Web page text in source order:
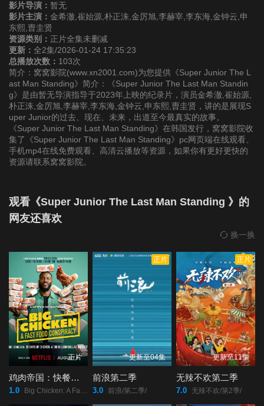
影片导演： 暂无
影片主演： 金希澈,崔始源,朴正洙,金厉旭,李赫宰,李东海,金钟云,申
东熙,曺圭贤
资源类别： 正片全集未删减
更新： 全2集/2026-01-24 17:35:23
总播放次数： 103次
简介：窝窝影院(www.xn2001.com)为您提供《Super Junior The L
ast Man Standing》简介：《Super Junior The Last Man Standin
g》是由暂无导演指导于2023年上映的纪录片，演员金希澈,崔始源,
朴正洙,金厉旭,李赫宰,李东海,金钟云,申东熙,曺圭贤，讲的是展现S
uper Junior的过去、现在、未来，出道至今最真实的故事。
《Super Junior The Last Man Standing》在韩国发行，窝窝影院收
集了《Super Junior The Last Man Standing》pc网页端在线观看、
手机mp4在线免费观看、高清云播放等资源，如果你有更好更快的
资源请联系窝窝影院。
观看《Super Junior The Last Man Standing 》的
网友还喜欢
换一换
正片
鸡肉帝国：快餐阴谋
1.0 Big Chicken: A Fast Food Conspiracy/
正片
更新至04集
前浪第二季
3.0 前浪/第二季/
正片
更新至11集
无辣不欢第二季
7.0 无辣不欢/第2季/